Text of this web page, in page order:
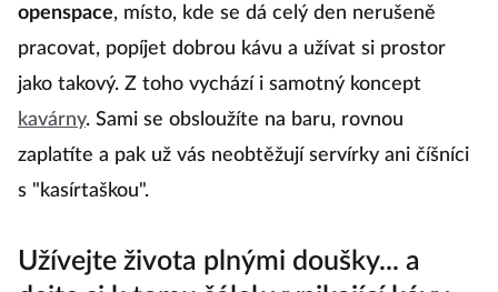
openspace, místo, kde se dá celý den nerušeně
pracovat, popíjet dobrou kávu a užívat si prostor
jako takový. Z toho vychází i samotný koncept
kavárny. Sami se obsloužíte na baru, rovnou
zaplatíte a pak už vás neobtěžují servírky ani číšníci
s "kasírtaškou".
Užívejte života plnými doušky... a